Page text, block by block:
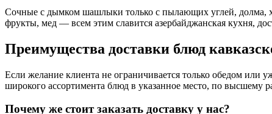
Сочные с дымком шашлыки только с пылающих углей, долма,
фрукты, мед — всем этим славится азербайджанская кухня,
Преимущества доставки блюд
Если желание клиента не ограничивается только обедом или
широкого ассортимента блюд в указанное место, по высшему
Почему же стоит заказать доставку у нас?